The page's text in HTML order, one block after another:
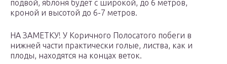
подвой, яблоня будет с широкой, до 6 метров,
кроной и высотой до 6-7 метров.
НА ЗАМЕТКУ! У Коричного Полосатого побеги в
нижней части практически голые, листва, как и
плоды, находятся на концах веток.